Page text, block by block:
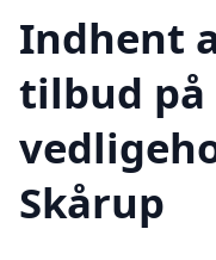
Indhent
tilbud på
Skårup